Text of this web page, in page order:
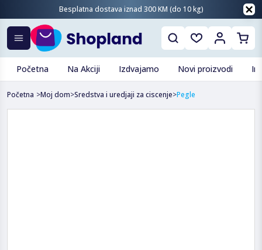
Besplatna dostava iznad 300 KM (do 10 kg)
Početna Na Akciji Izdvajamo Novi proizvodi
Početna >Moj dom>Sredstva i uredjaji za ciscenje>Pegle